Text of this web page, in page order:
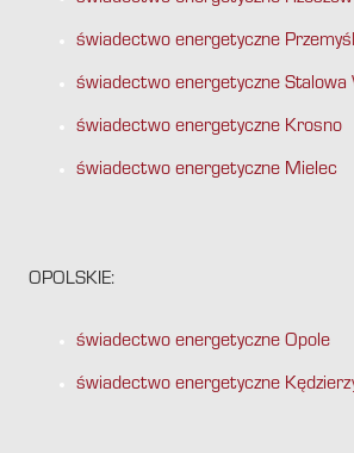
świadectwo energetyczne Przemyśl
świadectwo energetyczne Stalowa
świadectwo energetyczne Krosno
świadectwo energetyczne Mielec
OPOLSKIE:
świadectwo energetyczne Opole
świadectwo energetyczne